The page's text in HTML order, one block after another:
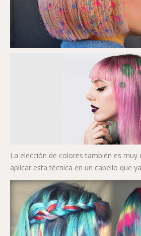
La elección de colores también es muy
aplicar esta técnica en un cabello que